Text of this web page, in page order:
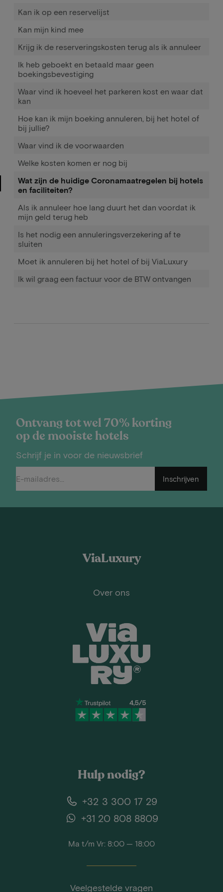
Kan ik op een reservelijst
Kan mijn kind mee
Krijg ik de reserveringskosten terug als ik annuleer
Ik heb geboekt en betaald maar geen
boekingsbevestiging
Waar vind ik hoeveel het parkeren kost en waar dat
kan
Hoe kan ik mijn boeking annuleren, bij het hotel of
bij jullie?
Waar vind ik de voorwaarden
Welke kosten komen er nog bij
Wat zijn de huidige Coronamaatregelen bij hotels
en faciliteiten?
Als ik annuleer hoe lang duurt het dan voordat ik
mijn geld terug heb
Is het nodig een annuleringsverzekering af te
sluiten
Moet ik annuleren bij het hotel of bij ViaLuxury
Ik wil graag een factuur voor de BTW ontvangen
Ontvang tot wel 70% korting
op de mooiste hotels
Schrijf je in voor de nieuwsbrief
Inschrijven
ViaLuxury
Over ons
Hulp nodig?
+32 3 300 17 29
+31 20 808 8809
Ma t/m Vr: 8:00 — 18:00
Veelgestelde vragen